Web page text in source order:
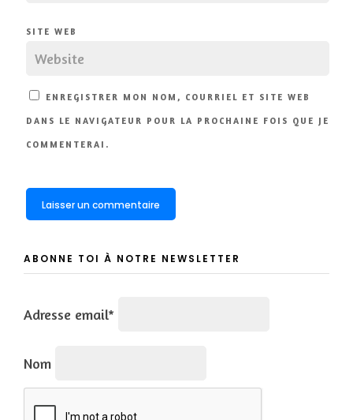
SITE WEB
ENREGISTRER MON NOM, COURRIEL ET SITE WEB
DANS LE NAVIGATEUR POUR LA PROCHAINE FOIS QUE JE
COMMENTERAI.
ABONNE TOI À NOTRE NEWSLETTER
Adresse email*
Nom